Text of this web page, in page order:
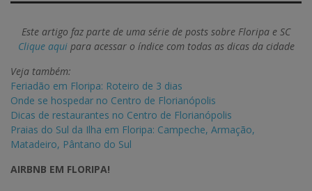
Este artigo faz parte de uma série de posts sobre Floripa e SC
Clique aquipara acessar o índice com todas as dicas da cidade
Veja também:
Feriadão em Floripa: Roteiro de 3 dias
Onde se hospedar no Centro de Florianópolis
Dicas de restaurantes no Centro de Florianópolis
Praias do Sul da Ilha em Floripa: Campeche, Armação,
Matadeiro, Pântano do Sul
AIRBNB EM FLORIPA!